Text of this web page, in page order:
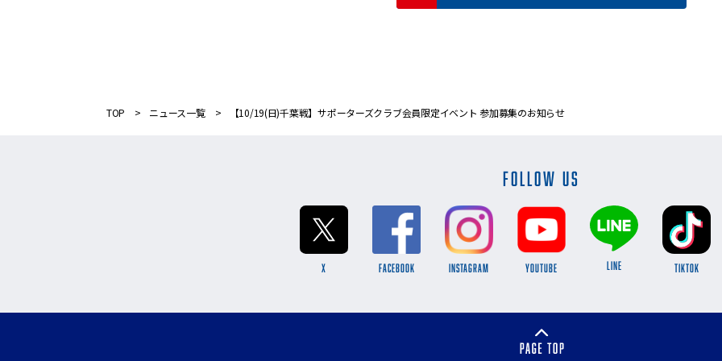
TOP ニュース一覧 【10/19(日)千葉戦】サポーターズクラブ会員限定イベント 参加募集のお知らせ
FOLLOW US
X FACEBOOK INSTAGRAM YOUTUBE LINE TikTok